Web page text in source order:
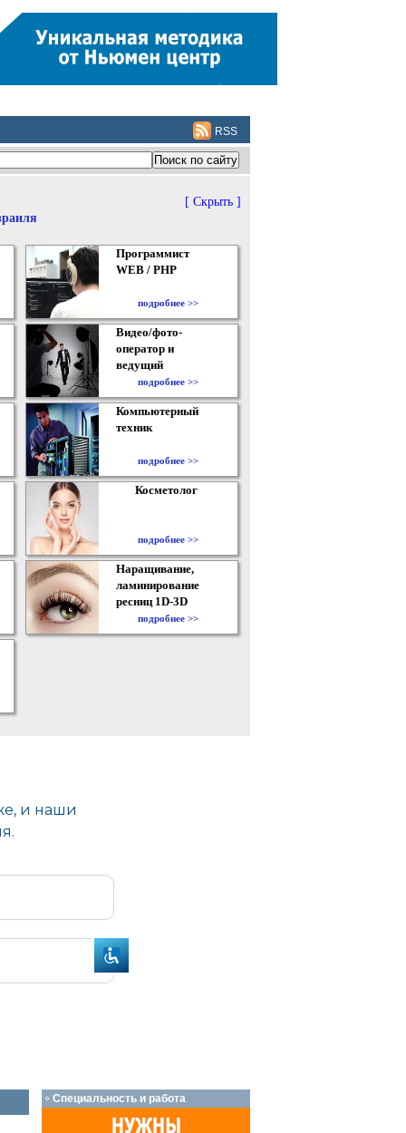
RSS
[ Скрыть ]
Программист
WEB / PHP
подробнее >>
Видео/фото-
оператор и
ведущий
подробнее >>
Компьютерный
техник
подробнее >>
Косметолог
подробнее >>
Наращивание,
ламинирование
ресниц 1D-3D
подробнее >>
Специальность и работа